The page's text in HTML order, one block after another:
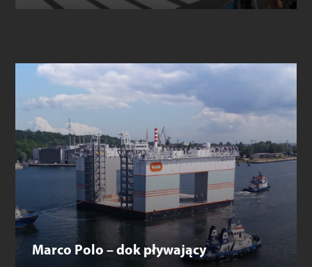
Marco Polo – dok pływający